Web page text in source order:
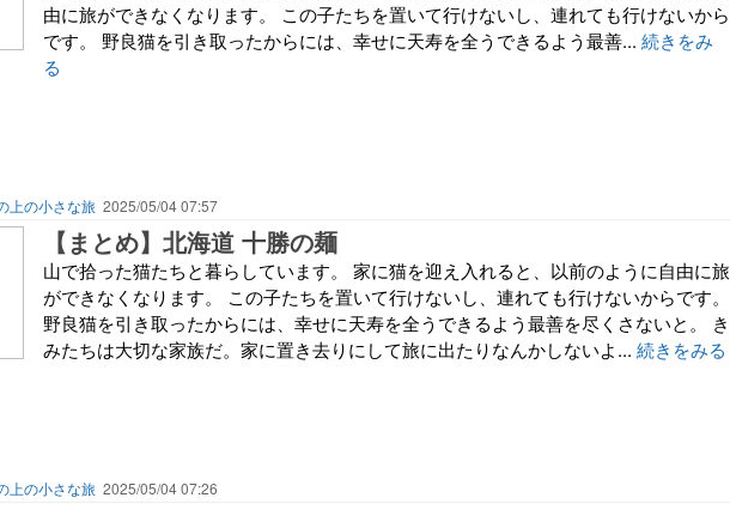
由に旅ができなくなります。 この子たちを置いて行けないし、連れても行けないから
です。 野良猫を引き取ったからには、幸せに天寿を全うできるよう最善... 続きをみ
る
上の小さな旅 2025/05/04 07:57
【まとめ】北海道 十勝の麺
山で拾った猫たちと暮らしています。 家に猫を迎え入れると、以前のように自由に旅
ができなくなります。 この子たちを置いて行けないし、連れても行けないからです。
野良猫を引き取ったからには、幸せに天寿を全うできるよう最善を尽くさないと。 き
みたちは大切な家族だ。家に置き去りにして旅に出たりなんかしないよ... 続きをみる
上の小さな旅 2025/05/04 07:26